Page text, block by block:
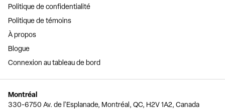
Politique de confidentialité
Politique de témoins
À propos
Blogue
Connexion au tableau de bord
Montréal
330-6750 Av. de l'Esplanade, Montréal, QC, H2V 1A2, Canada